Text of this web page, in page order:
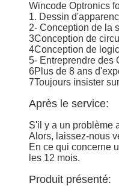
Wincode Optronics
1. Dessin
2- Conception de la
3Conception de
4Conception de
5- Entreprendre des
6Plus de 8 ans
7Toujours insister
Après le service:
S'il y a un problème
Alors, laissez-nous
En ce qui concerne
les 12 mois.
Produit présenté: